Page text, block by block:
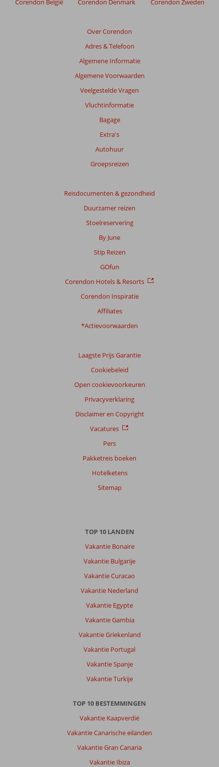
Over Corendon
Adres & Telefoon
Algemene Informatie
Algemene Voorwaarden
Veelgestelde Vragen
Vluchtinformatie
Bagage
Extra's
Autohuur
Groepsreizen
Reisdocumenten & gezondheid
Duurzamer reizen
Stoelreservering
By June
Stip Reizen
GOfun
Corendon Hotels & Resorts
Corendon Inspiratie
Affiliates
*Actievoorwaarden
Laagste Prijs Garantie
Cookiebeleid
Open cookievoorkeuren
Privacyverklaring
Disclaimer en Copyright
Vacatures
Pers
Pakketreis boeken
Hotelketens
Sitemap
Corendon België Corendon Denmark Corendon Zweden
TOP 10 LANDEN
Vakantie Bonaire
Vakantie Bulgarije
Vakantie Curacao
Vakantie Nederland
Vakantie Egypte
Vakantie Gambia
Vakantie Griekenland
Vakantie Portugal
Vakantie Spanje
Vakantie Turkije
TOP 10 BESTEMMINGEN
Vakantie Kaapverdië
Vakantie Canarische eilanden
Vakantie Gran Canaria
Vakantie Ibiza